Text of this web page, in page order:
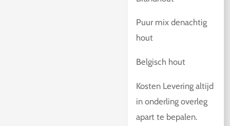
Puur mix denachtig
hout
Belgisch hout
Kosten Levering altijd
in onderling overleg
apart te bepalen.